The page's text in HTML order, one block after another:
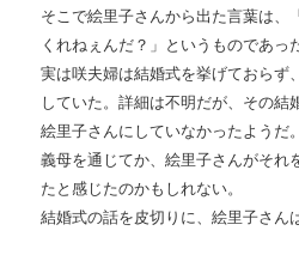
そこで絵里子さんから出た言葉は、
くれねぇんだ？」というものであっ
実は咲夫婦は結婚式を挙げておらず
していた。詳細は不明だが、その結
絵里子さんにしていなかったようだ。
義母を通じてか、絵里子さんがそれ
たと感じたのかもしれない。
結婚式の話を皮切りに、絵里子さん